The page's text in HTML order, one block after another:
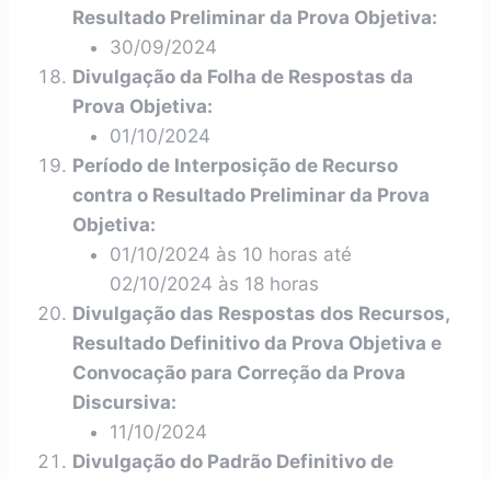
Resultado Preliminar da Prova Objetiva:
30/09/2024
Divulgação da Folha de Respostas da
Prova Objetiva:
01/10/2024
Período de Interposição de Recurso
contra o Resultado Preliminar da Prova
Objetiva:
01/10/2024 às 10 horas até
02/10/2024 às 18 horas
Divulgação das Respostas dos Recursos,
Resultado Definitivo da Prova Objetiva e
Convocação para Correção da Prova
Discursiva:
11/10/2024
Divulgação do Padrão Definitivo de